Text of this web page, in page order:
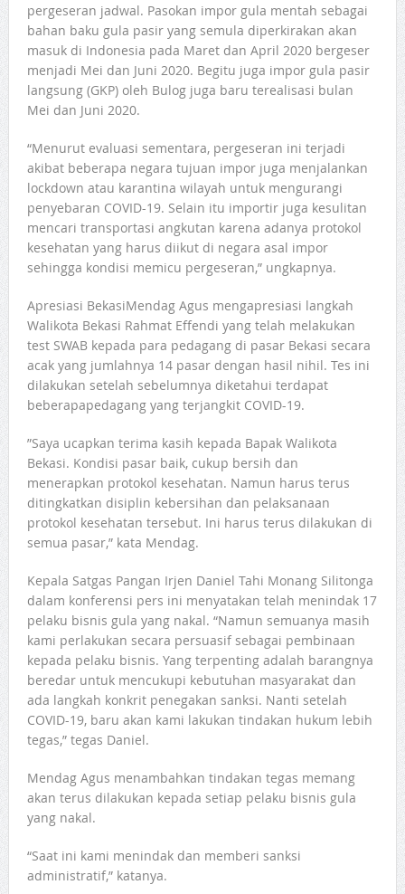
pergeseran jadwal. Pasokan impor gula mentah sebagai
bahan baku gula pasir yang semula diperkirakan akan
masuk di Indonesia pada Maret dan April 2020 bergeser
menjadi Mei dan Juni 2020. Begitu juga impor gula pasir
langsung (GKP) oleh Bulog juga baru terealisasi bulan
Mei dan Juni 2020.
“Menurut evaluasi sementara, pergeseran ini terjadi
akibat beberapa negara tujuan impor juga menjalankan
lockdown atau karantina wilayah untuk mengurangi
penyebaran COVID-19. Selain itu importir juga kesulitan
mencari transportasi angkutan karena adanya protokol
kesehatan yang harus diikut di negara asal impor
sehingga kondisi memicu pergeseran,” ungkapnya.
Apresiasi BekasiMendag Agus mengapresiasi langkah
Walikota Bekasi Rahmat Effendi yang telah melakukan
test SWAB kepada para pedagang di pasar Bekasi secara
acak yang jumlahnya 14 pasar dengan hasil nihil. Tes ini
dilakukan setelah sebelumnya diketahui terdapat
beberapapedagang yang terjangkit COVID-19.
”Saya ucapkan terima kasih kepada Bapak Walikota
Bekasi. Kondisi pasar baik, cukup bersih dan
menerapkan protokol kesehatan. Namun harus terus
ditingkatkan disiplin kebersihan dan pelaksanaan
protokol kesehatan tersebut. Ini harus terus dilakukan di
semua pasar,” kata Mendag.
Kepala Satgas Pangan Irjen Daniel Tahi Monang Silitonga
dalam konferensi pers ini menyatakan telah menindak 17
pelaku bisnis gula yang nakal. “Namun semuanya masih
kami perlakukan secara persuasif sebagai pembinaan
kepada pelaku bisnis. Yang terpenting adalah barangnya
beredar untuk mencukupi kebutuhan masyarakat dan
ada langkah konkrit penegakan sanksi. Nanti setelah
COVID-19, baru akan kami lakukan tindakan hukum lebih
tegas,” tegas Daniel.
Mendag Agus menambahkan tindakan tegas memang
akan terus dilakukan kepada setiap pelaku bisnis gula
yang nakal.
“Saat ini kami menindak dan memberi sanksi
administratif,” katanya.